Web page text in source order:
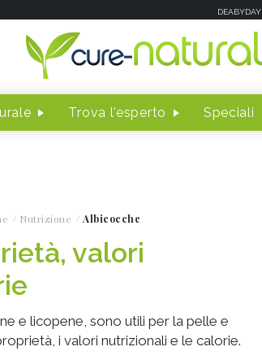
DEABYDAY
Trova l'esperto Speciali
Nutrizione Albicocche
valori
e licopene, sono utili per la pelle e
i valori nutrizionali e le calorie.